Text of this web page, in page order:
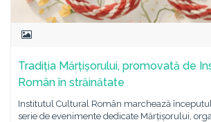
Tradiția Mărțișorului, promovată de
Român în străinătate
Institutul Cultural Român marchează
serie de evenimente dedicate Mărțișorului,